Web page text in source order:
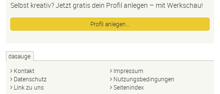
Selbst kreativ? Jetzt gratis dein Profil anlegen – mit Werkschau!
Profil anlegen…
dasauge
Kontakt
Impressum
Datenschutz
Nutzungsbedingungen
Link zu uns
Seitenindex